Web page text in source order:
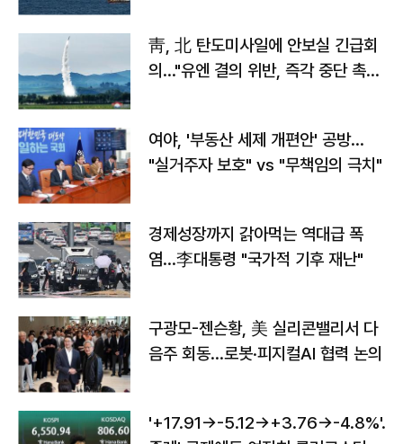
靑, 北 탄도미사일에 안보실 긴급회
의…"유엔 결의 위반, 즉각 중단 촉
여야, '부동산 세제 개편안' 공방…
"실거주자 보호" vs "무책임의 극치"
경제성장까지 갉아먹는 역대급 폭
염…李대통령 "국가적 기후 재난"
구광모-젠슨황, 美 실리콘밸리서 다
음주 회동…로봇·피지컬AI 협력 논의
'+17.91→-5.12→+3.76→-4.8%'…'